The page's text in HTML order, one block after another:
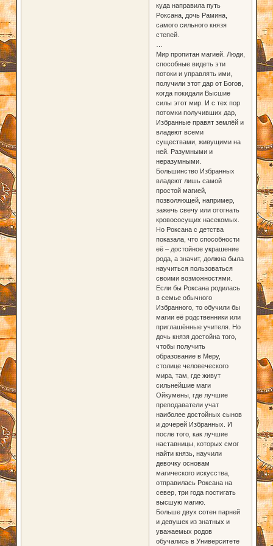
куда направила путь
Роксана, дочь Рамина,
самого сильного князя
степей.
Мир пропитан магией. Люди,
способные видеть эти
потоки и управлять ими,
получили этот дар от Богов,
когда покидали Высшие
силы этот мир. И с тех пор
потомки получивших дар,
Избранные правят землёй и
владеют всеми
существами, живущими на
ней. Разумными и
неразумными.
Большинство Избранных
владеют лишь самой
простой магией,
позволяющей, например,
зажечь свечу или отогнать
кровососущих насекомых.
Но Роксана с детства
показала, что способности
её – достойное украшение
рода, а значит, должна была
научиться пользоваться
своими возможностями.
Если бы Роксана родилась
в семье обычного
Избранного, то обучили бы
магии её родственники или
приглашённые учителя. Но
дочь князя достойна того,
чтобы получить
образование в Меру,
столице человеческого
мира, там, где живут
сильнейшие маги
Ойкумены, где лучшие
преподаватели учат
наиболее достойных сынов
и дочерей Избранных. И
после того, как лучшие
наставницы, которых смог
найти князь, научили
девочку основам
магического искусства,
отправилась Роксана на
север, три года постигать
высшую магию.
Больше двух сотен парней
и девушек из знатных и
уважаемых родов
обучались в Университете